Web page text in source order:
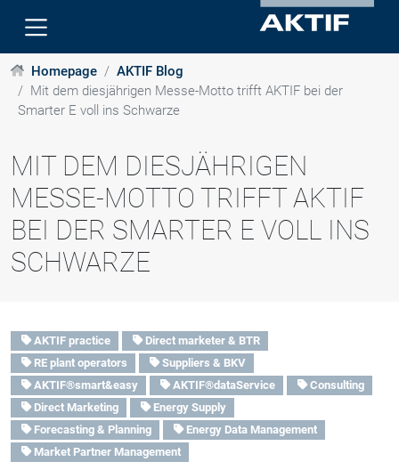
Homepage
AKTIF Blog
Mit dem diesjährigen Messe-Motto trifft AKTIF bei der
Smarter E voll ins Schwarze
MIT DEM DIESJÄHRIGEN
MESSE-MOTTO TRIFFT AKTIF
BEI DER SMARTER E VOLL INS
SCHWARZE
AKTIF practice
Direct marketer & BTR
RE plant operators
Suppliers & BKV
AKTIF®smart&easy
AKTIF®dataService
Consulting
Direct Marketing
Energy Supply
Forecasting & Planning
Energy Data Management
Market Partner Management